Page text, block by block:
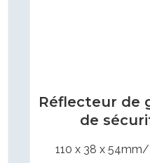
Réflecteur de
de
110 x 38 x 54mm/